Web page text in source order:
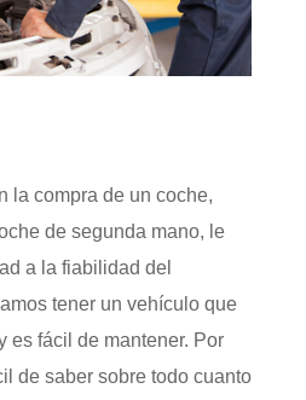
la compra de un coche,
de segunda mano, le
a la fiabilidad del
tener un vehículo que
es fácil de mantener. Por
de saber sobre todo cuanto